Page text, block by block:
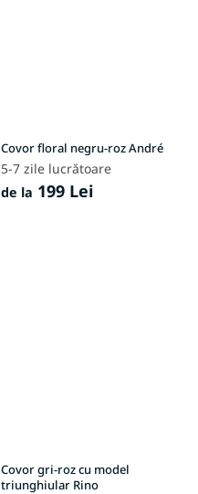
Covor floral negru-roz André
5-7 zile lucrătoare
de la 199 Lei
Covor gri-roz cu model
triunghiular Rino